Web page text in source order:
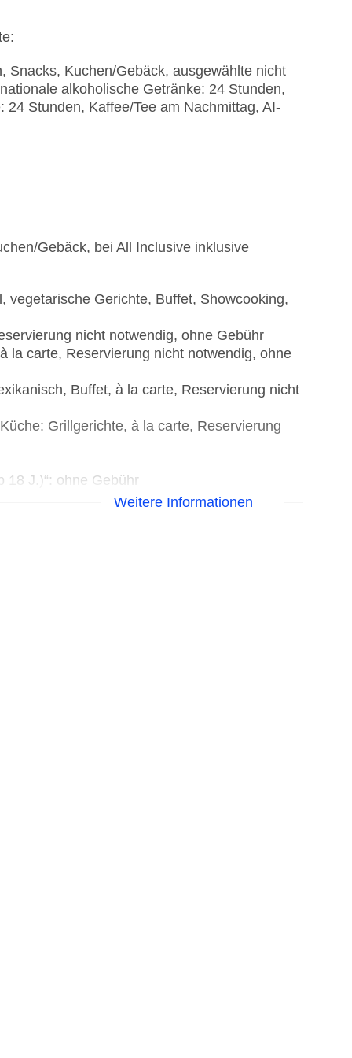
Snacks, Kuchen/Gebäck, ausgewählte nicht
alkoholische Getränke: 24 Stunden,
Stunden, Kaffee/Tee am Nachmittag, AI-
Gebäck, bei All Inclusive inklusive
vegetarische Gerichte, Buffet, Showcooking,
nicht notwendig, ohne Gebühr
la carte, Reservierung nicht notwendig, ohne
Buffet, à la carte, Reservierung nicht
Grillgerichte, à la carte, Reservierung
18 J.)“: ohne Gebühr
Weitere Informationen